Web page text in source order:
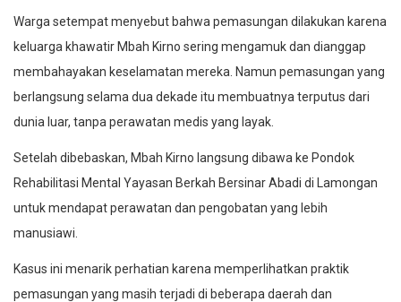
Warga setempat menyebut bahwa pemasungan dilakukan karena
keluarga khawatir Mbah Kirno sering mengamuk dan dianggap
membahayakan keselamatan mereka. Namun pemasungan yang
berlangsung selama dua dekade itu membuatnya terputus dari
dunia luar, tanpa perawatan medis yang layak.
Setelah dibebaskan, Mbah Kirno langsung dibawa ke Pondok
Rehabilitasi Mental Yayasan Berkah Bersinar Abadi di Lamongan
untuk mendapat perawatan dan pengobatan yang lebih
manusiawi.
Kasus ini menarik perhatian karena memperlihatkan praktik
pemasungan yang masih terjadi di beberapa daerah dan